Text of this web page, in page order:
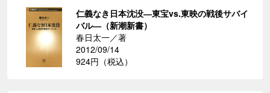
仁義なき日本沈没―東宝vs.東映の戦後サバイ
バル―（新潮新書）
春日太一／著
2012/09/14
924円（税込）